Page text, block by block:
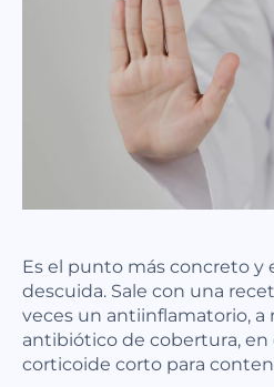
Es el punto más concreto y
descuida. Sale con una
veces un antiinflamatorio,
antibiótico de cobertura, en
corticoide corto para